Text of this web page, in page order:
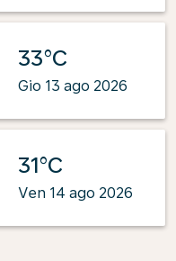
33°C
Gio 13 ago 2026
31°C
Ven 14 ago 2026